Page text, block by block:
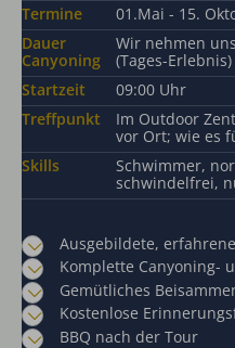
Termine
01.Mai - 15.
Dauer
Canyoning
Wir nehmen
(Tages-Erlebnis)
Startzeit
09:00 Uhr
Treffpunkt
Im Outdoor
vor Ort; wie es
Skills
Schwimmer,
schwindelfrei,
Ausgebildete,
Komplette Canyoning-
Gemütliches
Kostenlose
BBQ nach der Tour